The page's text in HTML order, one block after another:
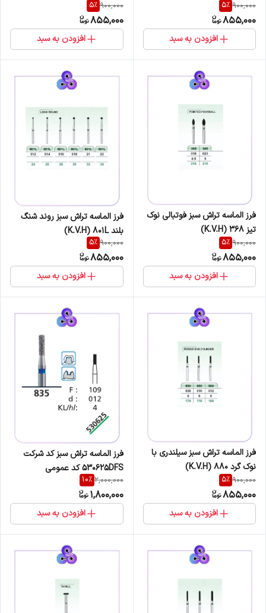
900,000
5%
855,000
افزودن به سبد
900,000
5%
855,000
افزودن به سبد
فرز الماسه تراش سبز فوتبالی نوک
تیز 368 (K.V.H)
900,000
5%
855,000
افزودن به سبد
فرز الماسه تراش سبز روند شنگ
بلند K.V.H) 801L)
900,000
5%
855,000
افزودن به سبد
فرز الماسه تراش سبز سیلندری با
نوک گرد 880 (K.V.H)
900,000
5%
855,000
افزودن به سبد
فرز الماسه تراش سبز کد شرکت
530625DFS کد عمومی
835/109/012
2,000,000
10%
1,800,000
افزودن به سبد